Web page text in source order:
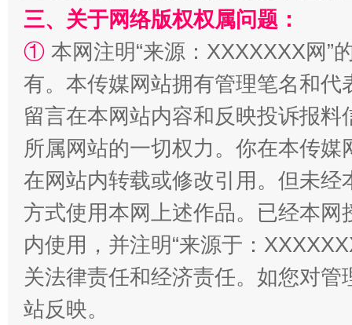
国家大学科技园优化重塑工作
三、关于网络版权权属问题：
① 本网注明“来源：XXXXXXX网”
有。本传媒网站拥有管理笔名和
留言在本网站内容和反映投诉报
所属网站的一切权力。你在本传
在网站内转载或修改引用。但未
方式使用本网上述作品。已经本
内使用，并注明“来源于：
关法律责任和经济责任。如您对
站反映。